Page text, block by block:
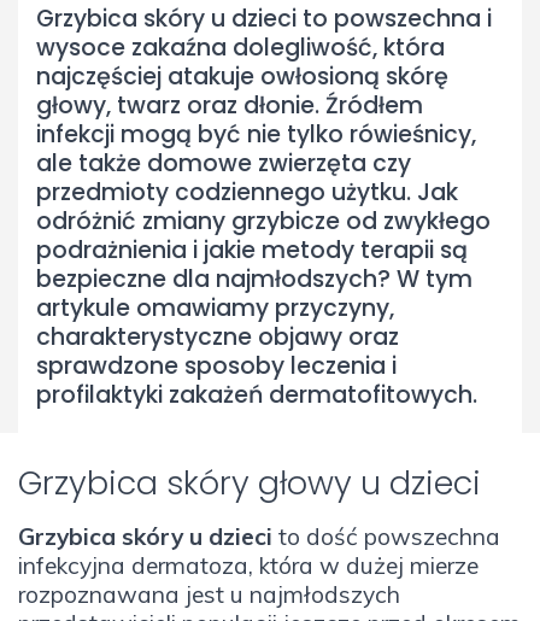
Grzybica skóry u dzieci to powszechna i
wysoce zakaźna dolegliwość, która
najczęściej atakuje owłosioną skórę
głowy, twarz oraz dłonie. Źródłem
infekcji mogą być nie tylko rówieśnicy,
ale także domowe zwierzęta czy
przedmioty codziennego użytku. Jak
odróżnić zmiany grzybicze od zwykłego
podrażnienia i jakie metody terapii są
bezpieczne dla najmłodszych? W tym
artykule omawiamy przyczyny,
charakterystyczne objawy oraz
sprawdzone sposoby leczenia i
profilaktyki zakażeń dermatofitowych.
Grzybica skóry głowy u dzieci
Grzybica skóry u dzieci to dość powszechna
infekcyjna dermatoza, która w dużej mierze
rozpoznawana jest u najmłodszych